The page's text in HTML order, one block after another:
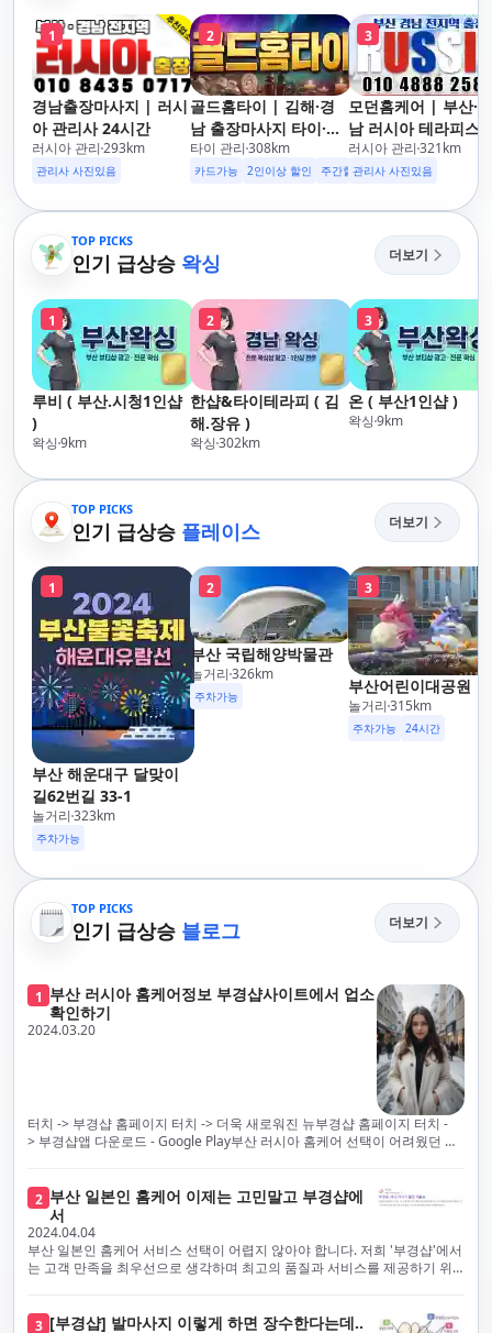
1
경남출장마사지 | 러시
아 관리사 24시간
러시아 관리 293km
관리사 사진있음
2
골드홈타이 | 김해·경
남 출장마사지 타이·아
로마·스웨디시
타이 관리 308km
카드가능 2인이상 할인 주간할인 후기할인 생일할인
3
모던홈케어 | 부산·경
남 러시아 테라피스
방문 마사지
러시아 관리 321km
관리사 사진있음
TOP PICKS
인기 급상승 왁싱 더보기
1
루비 ( 부산.시청1인샵
)
왁싱9km
2
한샵&타이테라피 ( 김
해.장유 )
왁싱302km
3
온 ( 부산1인샵 )
왁싱9km
TOP PICKS
인기 급상승 플레이스 더보기
1
부산 해운대구 달맞이
길62번길 33-1
놀거리 323km
주차가능
2
부산 국립해양박물관
놀거리 326km
주차가능
3
부산어린이대공원
놀거리 315km
주차가능 24시간
TOP PICKS
인기 급상승 블로그 더보기
1 부산 러시아 홈케어정보 부경샵사이트에서 업소
확인하기
2024.03.20
터치 -> 부경샵 홈페이지 터치 -> 더욱 새로워진 뉴부경샵 홈페이지 터치 -
> 부경샵앱 다운로드 - Google Play부산 러시아 홈케어 선택이 어려웠던 시
스의 모든 과정을 후불제로 운영합니다. 이는 고객님의 최대 편의를 보장하
기 위한 부경샵의 약속입니다.부경샵은 현장에서 바로 고객님께 서비스를
제공하는 깨끗하고 전문적으로 훈련된 관리사들을 다수 보유하고 있음을 자
랑스럽게 생각합니다. 이는 프리미엄 부산 러시아 홈케어 경험을 제공하기
위한 부경샵의 노력의 일환입니다.현 시대의 불확실성 속에서, 안전은 부경
하고 개인의 건강 상태를 지속적으로 모니터링합니다.예약금을 요구하는 업
2 부산 일본인 홈케어 이제는 고민말고 부경샵에
서
2024.04.04
부산 일본인 홈케어 서비스 선택이 어렵지 않아야 합니다. 저희 '부경샵'에서
는 고객 만족을 최우선으로 생각하며 최고의 품질과 서비스를 제공하기 위
프리미엄 부산 일본인 홈케어 경험을 제공하고자 현장에서 직접 깨끗하고
3 [부경샵] 발마사지 이렇게 하면 장수한다는데..